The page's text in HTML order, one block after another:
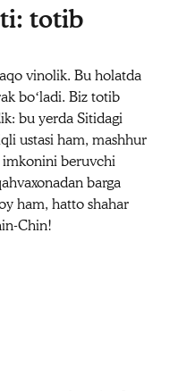
totib
vinolik. Bu holatda
boʻladi. Biz totib
bu yerda Sitidagi
ustasi ham, mashhur
beruvchi
barga
ham, hatto shahar
Chin!